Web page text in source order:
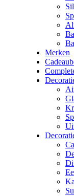
Merken